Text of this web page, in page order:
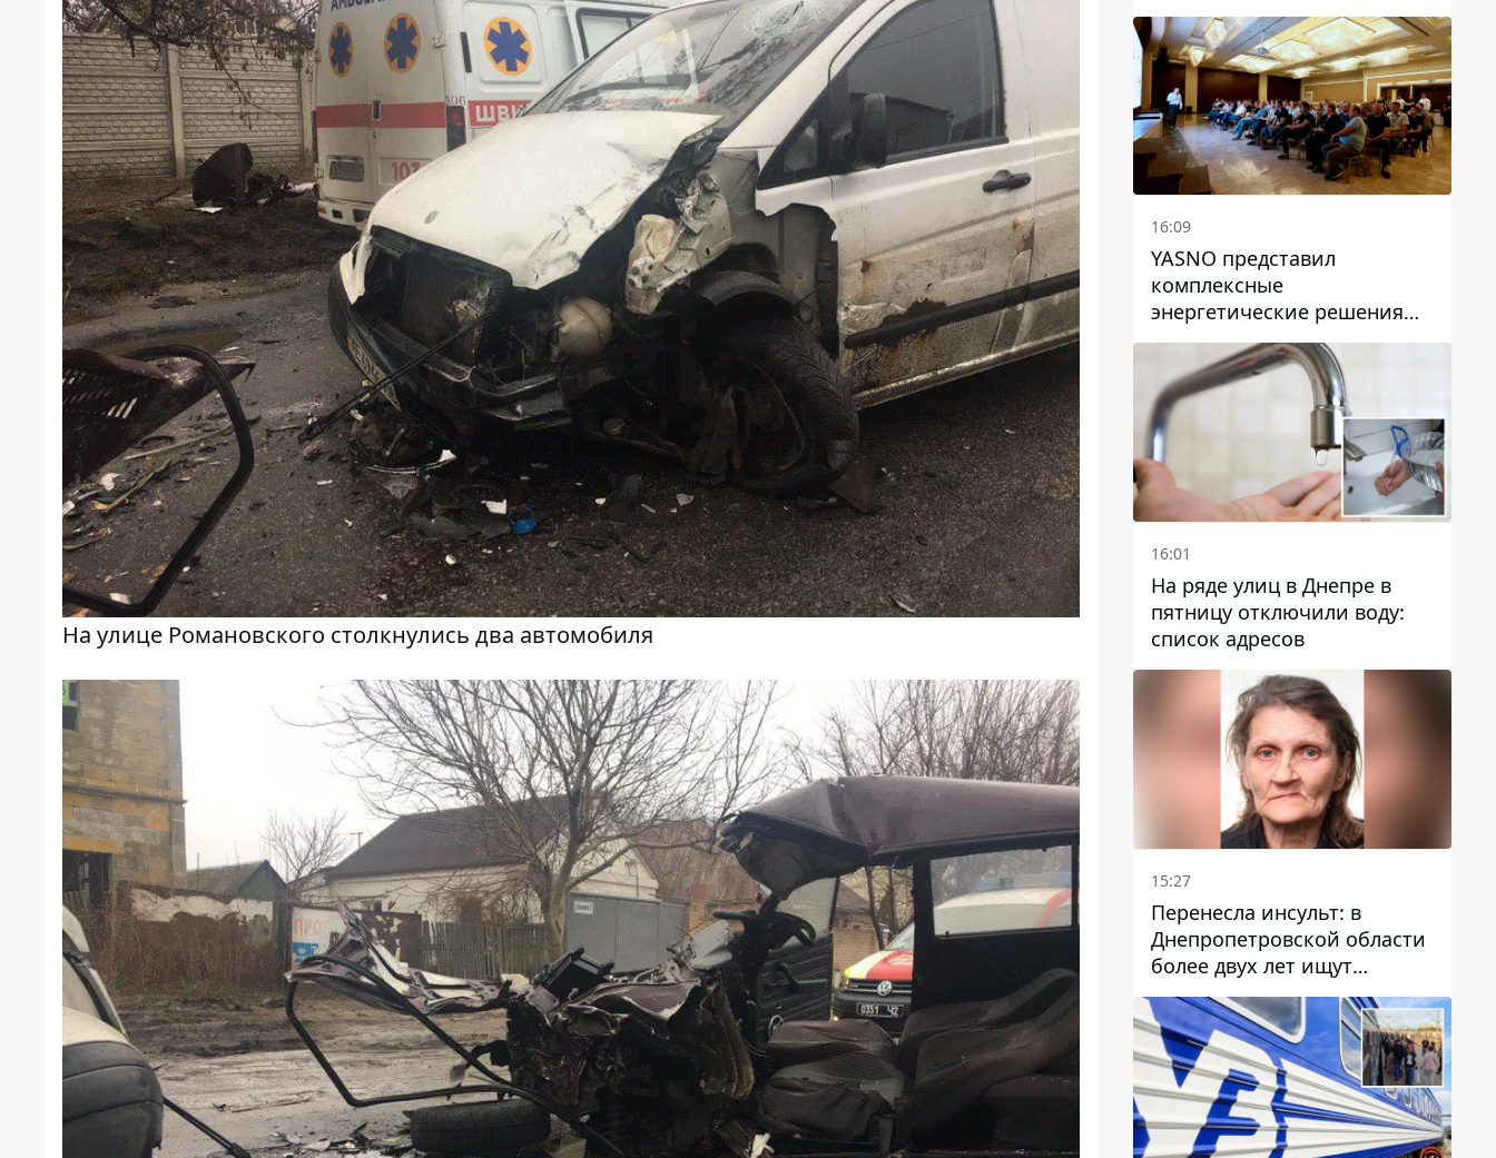
На улице Романовского столкнулись два автомобиля
16:09
YASNO представил
комплексные
энергетические решения
для бизнеса в Днепре
16:01
На ряде улиц в Днепре в
пятницу отключили воду:
список адресов
15:27
Перенесла инсульт: в
Днепропетровской области
более двух лет ищут
пропавшую женщину